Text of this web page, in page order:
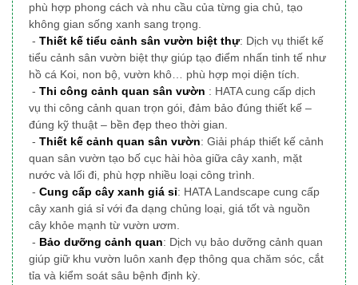
phù hợp phong cách và nhu cầu của từng gia chủ, tạo
không gian sống xanh sang trọng.
- Thiết kế tiểu cảnh sân vườn biệt thự: Dịch vụ thiết kế
tiểu cảnh sân vườn biệt thự giúp tạo điểm nhấn tinh tế như
hồ cá Koi, non bộ, vườn khô… phù hợp mọi diện tích.
- Thi công cảnh quan sân vườn : HATA cung cấp dịch
vụ thi công cảnh quan trọn gói, đảm bảo đúng thiết kế –
đúng kỹ thuật – bền đẹp theo thời gian.
- Thiết kế cảnh quan sân vườn: Giải pháp thiết kế cảnh
quan sân vườn tạo bố cục hài hòa giữa cây xanh, mặt
nước và lối đi, phù hợp nhiều loại công trình.
- Cung cấp cây xanh giá sỉ: HATA Landscape cung cấp
cây xanh giá sỉ với đa dạng chủng loại, giá tốt và nguồn
cây khỏe mạnh từ vườn ươm.
- Bảo dưỡng cảnh quan: Dịch vụ bảo dưỡng cảnh quan
giúp giữ khu vườn luôn xanh đẹp thông qua chăm sóc, cắt
tỉa và kiểm soát sâu bệnh định kỳ.